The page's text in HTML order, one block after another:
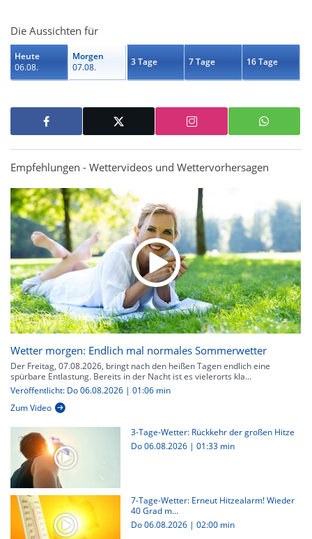
Die Aussichten für
Heute
06.08.
Morgen
07.08.
3 Tage 7 Tage 16 Tage
Empfehlungen - Wettervideos und Wettervorhersagen
Wetter morgen: Endlich mal normales Sommerwetter
Der Freitag, 07.08.2026, bringt nach den heißen Tagen endlich eine
spürbare Entlastung. Bereits in der Nacht ist es vielerorts kla...
Veröffentlicht: Do 06.08.2026 | 01:06 min
Zum Video
3-Tage-Wetter: Rückkehr der großen Hitze
Do 06.08.2026 | 01:33 min
7-Tage-Wetter: Erneut Hitzealarm! Wieder
40 Grad m...
Do 06.08.2026 | 02:00 min